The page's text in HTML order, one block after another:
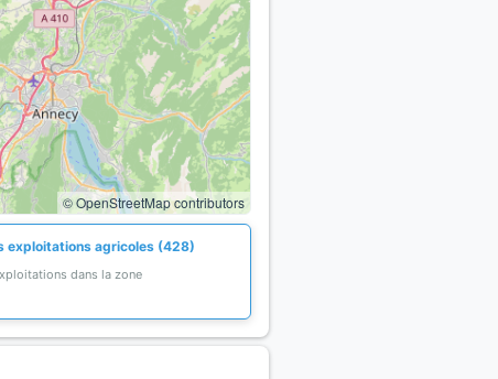
© OpenStreetMap contributors
exploitations agricoles (428)
dans la zone